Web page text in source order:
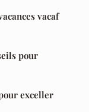
vacaf
pour
exceller